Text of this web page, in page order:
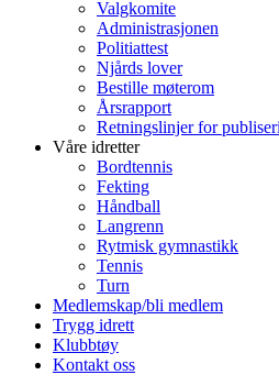
Valgkomite
Administrasjonen
Politiattest
Njårds lover
Bestille møterom
Årsrapport
Retningslinjer for
Våre idretter
Bordtennis
Fekting
Håndball
Langrenn
Rytmisk gymnastikk
Tennis
Turn
Medlemskap/bli medlem
Trygg idrett
Klubbtøy
Kontakt oss